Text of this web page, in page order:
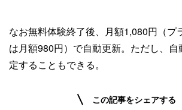
なお無料体験終了後、月額1,080円（プ
は月額980円）で自動更新。ただし、
定することもできる。
この記事をシェアする